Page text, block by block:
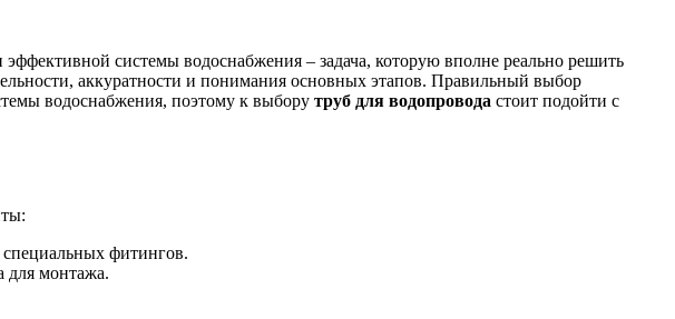
системы водоснабжения – задача, которую вполне реально решить
аккуратности и понимания основных этапов. Правильный выбор
водоснабжения, поэтому к выбору труб для водопровода стоит подойти с
фитингов.
для монтажа.